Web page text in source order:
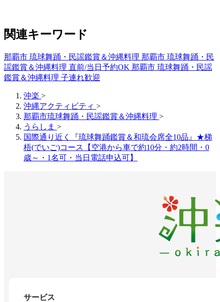
関連キーワード
那覇市 琉球舞踊・民謡鑑賞＆沖縄料理 那覇市 琉球舞踊・民
謡鑑賞＆沖縄料理 直前/当日予約OK 那覇市 琉球舞踊・民謡
鑑賞＆沖縄料理 子連れ歓迎
沖楽 >
沖縄アクティビティ >
那覇市琉球舞踊・民謡鑑賞＆沖縄料理 >
うらしま >
国際通り近く『琉球舞踊鑑賞＆和琉会席全10品』★梯
梧(でいご)コース【空港から車で約10分・約2時間・0
歳～・1名可・当日電話申込可】
サービス